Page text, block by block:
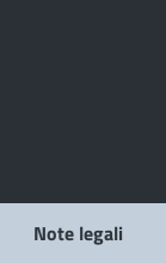
Note legali